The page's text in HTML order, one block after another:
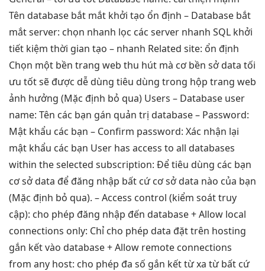
Tên database bắt mắt khởi tạo ổn định – Database bắt
mắtserver: chọn nhanh lọc các server nhanh SQL khởi
tiết kiệm thời gian tạo – nhanh Related site: ổn định
Chọn một bền trang web thu hút mà cơbền sở data tối
ưu tốtsẽ được dễ dùng tiêu dùng trong hộp trang web
ảnh hưởng (Mặc định bỏ qua) Users – Database user
name: Tên các bạn gán quản trị database – Password:
Mật khẩu các bạn – Confirm password: Xác nhận lại
mật khẩu các bạn User has access to all databases
within the selected subscription: Để tiêu dùng các bạn
cơ sở data để đăng nhập bất cứ cơ sở data nào của bạn
(Mặc định bỏ qua). – Access control (kiểm soát truy
cập): cho phép đăng nhập đến database + Allow local
connections only: Chỉ cho phép data đặt trên hosting
gắn kết vào database + Allow remote connections
from any host: cho phép đa số gắn kết từ xa từ bất cứ